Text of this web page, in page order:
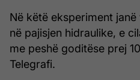
Në këtë eksperiment
në pajisjen hidraulike, e
me peshë goditëse prej
Telegrafi.